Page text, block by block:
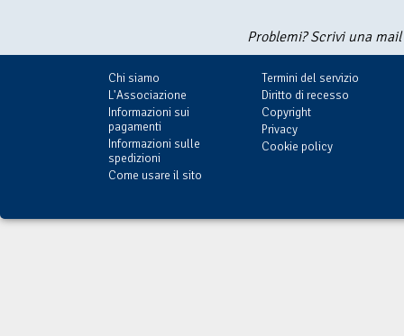
Problemi? Scrivi una
Chi siamo
L'Associazione
Informazioni sui
pagamenti
Informazioni sulle
spedizioni
Come usare il sito
Termini del servizio
Diritto di recesso
Copyright
Privacy
Cookie policy